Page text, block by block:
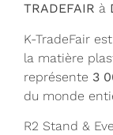
TRADEFAIR à
K-TradeFair
la matière
représente 3
du monde
R2 Stand &